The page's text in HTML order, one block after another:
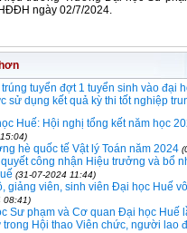
ngày 02/7/2024.
tuyển đợt 1 tuyển sinh vào đại
sử dụng kết quả kỳ thi tốt nghiệp
Huế: Hội nghị tổng kết năm học
hè quốc tế Vật lý Toán năm 2024
công nhận Hiệu trưởng và bổ
(31-07-2024 11:44)
giảng viên, sinh viên Đại học Huế
08:41)
Sư phạm và Cơ quan Đại học Huế
trong Hội thao Viên chức, người lao